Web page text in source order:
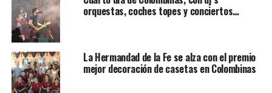
orquestas, coches topes y conciertos…
La Hermandad de la Fe se alza con el premio
mejor decoración de casetas en Colombinas